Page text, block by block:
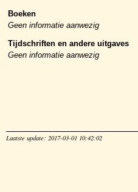
Boeken
Geen informatie aanwezig
Tijdschriften en andere uitgaves
Geen informatie aanwezig
Laatste update: 2017-03-01 10:42:02